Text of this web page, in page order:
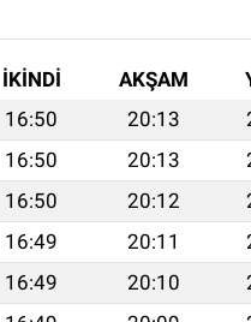
İKINDI AKŞAM
16:50 20:13
16:50 20:13
16:50 20:12
16:49 20:11
16:49 20:10